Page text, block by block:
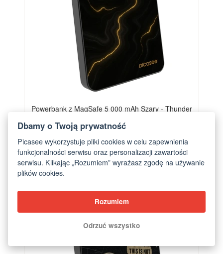
Powerbank z MagSafe 5 000 mAh Szary - Thunder
od 249,00 zł
Dbamy o Twoją prywatność
Picasee wykorzystuje pliki cookies w celu zapewnienia
funkcjonalności serwisu oraz personalizacji zawartości
serwisu. Klikając „Rozumiem” wyrażasz zgodę na używanie
plików cookies.
Rozumiem
Odrzuć wszystko